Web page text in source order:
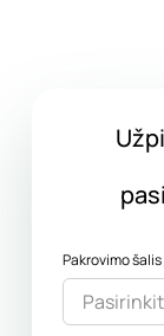
Pakrovimo šalis